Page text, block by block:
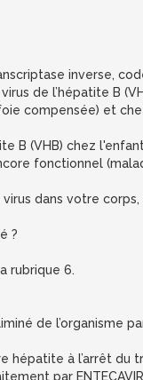
inverse,
de l’hépatite B
compensée) et
B (VHB) chez
fonctionnel
virus dans votre
?
rubrique 6.
de l’organisme
hépatite à l’arrêt du
par ENTECAVIR